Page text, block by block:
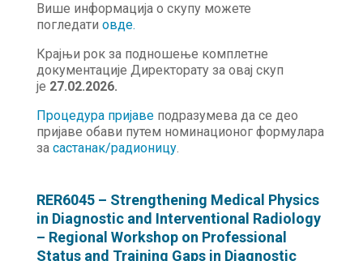
Више информација о скупу можете
погледати овде.
Крајњи рок за подношење комплетне
документације Директорату за овај скуп
је 27.02.2026.
Процедура пријавеподразумева да се део
пријаве обави путем номинационог формулара
за састанак/радионицу.
RER6045 – Strengthening Medical Physics
in Diagnostic and Interventional Radiology
– Regional Workshop on Professional
Status and Training Gaps in Diagnostic